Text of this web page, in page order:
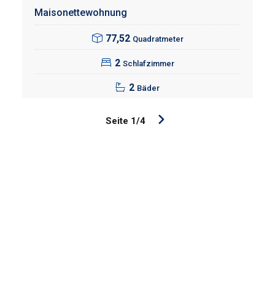
Maisonettewohnung
77,52 Quadratmeter
2 Schlafzimmer
2 Bäder
Seite 1/4